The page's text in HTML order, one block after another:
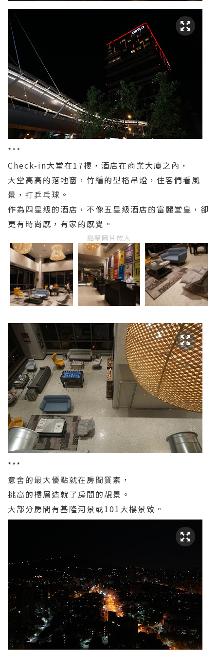
***
Check-in大堂在17樓，酒店在商業大廈之內，
大堂高高的落地窗，竹編的型格吊燈，住客們看風
景，打乒乓球。
作為四星級的酒店，不像五星級酒店的富麗堂皇，卻
更有時尚感，有家的感覺。
點擊圖片放大
***
意舍的最大優點就在房間質素，
挑高的樓層造就了房間的靚景。
大部分房間有基隆河景或101大樓景致。